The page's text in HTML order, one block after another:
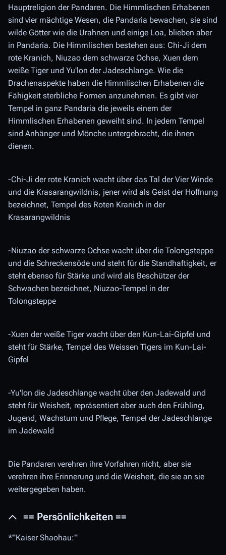
Hauptreligion der Pandaren. Die Himmlischen Erhabenen
sind vier mächtige Wesen, die Pandaria bewachen, sie sind
wilde Götter wie die Urahnen und einige Loa, blieben aber
in Pandaria. Die Himmlischen bestehen aus: Chi-Ji dem
rote Kranich, Niuzao dem schwarze Ochse, Xuen dem
weiße Tiger und Yu'lon der Jadeschlange. Wie die
Drachenaspekte haben die Himmlischen Erhabenen die
Fähigkeit sterbliche Formen anzunehmen. Es gibt vier
Tempel in ganz Pandaria die jeweils einem der
Himmlischen Erhabenen geweiht sind. In jedem Tempel
sind Anhänger und Mönche untergebracht, die ihnen
dienen.
-Chi-Ji der rote Kranich wacht über das Tal der Vier Winde
und die Krasarangwildnis, jener wird als Geist der Hoffnung
bezeichnet, Tempel des Roten Kranich in der
Krasarangwildnis
-Niuzao der schwarze Ochse wacht über die Tolongsteppe
und die Schreckensöde und steht für die Standhaftigkeit, er
steht ebenso für Stärke und wird als Beschützer der
Schwachen bezeichnet, Niuzao-Tempel in der
Tolongsteppe
-Xuen der weiße Tiger wacht über den Kun-Lai-Gipfel und
steht für Stärke, Tempel des Weissen Tigers im Kun-Lai-
Gipfel
-Yu'lon die Jadeschlange wacht über den Jadewald und
steht für Weisheit, repräsentiert aber auch den Frühling,
Jugend, Wachstum und Pflege, Tempel der Jadeschlange
im Jadewald
Die Pandaren verehren ihre Vorfahren nicht, aber sie
verehren ihre Erinnerung und die Weisheit, die sie an sie
weitergegeben haben.
== Persönlichkeiten ==
*'''Kaiser Shaohau:'''